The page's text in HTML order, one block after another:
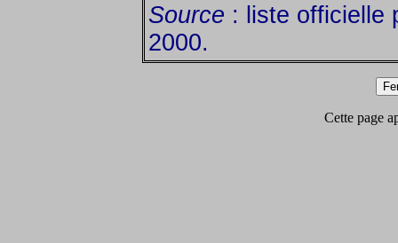
Source : liste officielle
2000.
Cette page